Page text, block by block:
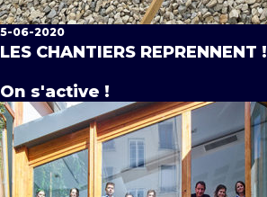
5-06-2020
LES CHANTIERS REPRENNENT !
On s'active !